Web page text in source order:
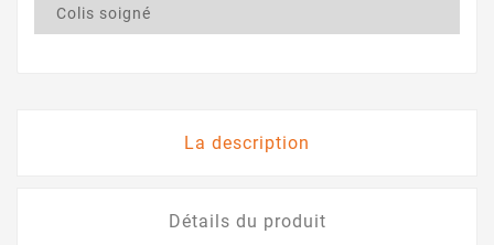
Colis soigné
La description
Détails du produit